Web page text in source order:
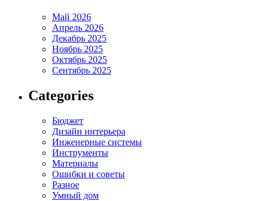
Май 2026
Апрель 2026
Декабрь 2025
Ноябрь 2025
Октябрь 2025
Сентябрь 2025
Categories
Бюджет
Дизайн интерьера
Инженерные системы
Инструменты
Материалы
Ошибки и советы
Разное
Умный дом